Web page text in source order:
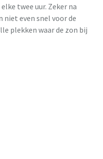
twee uur. Zeker na
niet even snel voor de
plekken waar de zon bij